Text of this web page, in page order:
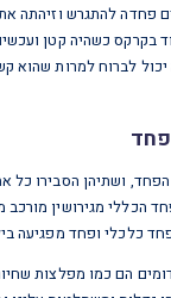
פחדה להתגרש וזיהתה
בקרקס כשהיה קטן
לברוח למרות שהוא
ושתיהן הסבירו כל
הכללי מגירושין
כלכלי ופחד מפגיעה
הם כמו מפלצות